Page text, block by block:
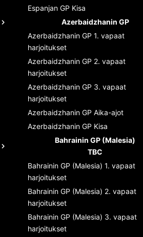
Espanjan GP Kisa
Azerbaidzhanin GP
Azerbaidzhanin GP 1. vapaat
harjoitukset
Azerbaidzhanin GP 2. vapaat
harjoitukset
Azerbaidzhanin GP 3. vapaat
harjoitukset
Azerbaidzhanin GP Aika-ajot
Azerbaidzhanin GP Kisa
Bahrainin GP (Malesia)
TBC
Bahrainin GP (Malesia) 1. vapaat
harjoitukset
Bahrainin GP (Malesia) 2. vapaat
harjoitukset
Bahrainin GP (Malesia) 3. vapaat
harjoitukset